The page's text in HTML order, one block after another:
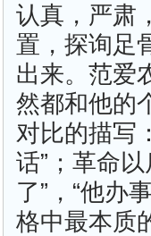
认真，严肃
置，探询足
出来。范爱
然都和他的
对比的描写
话”；革命
了”，“他办
格中最本质